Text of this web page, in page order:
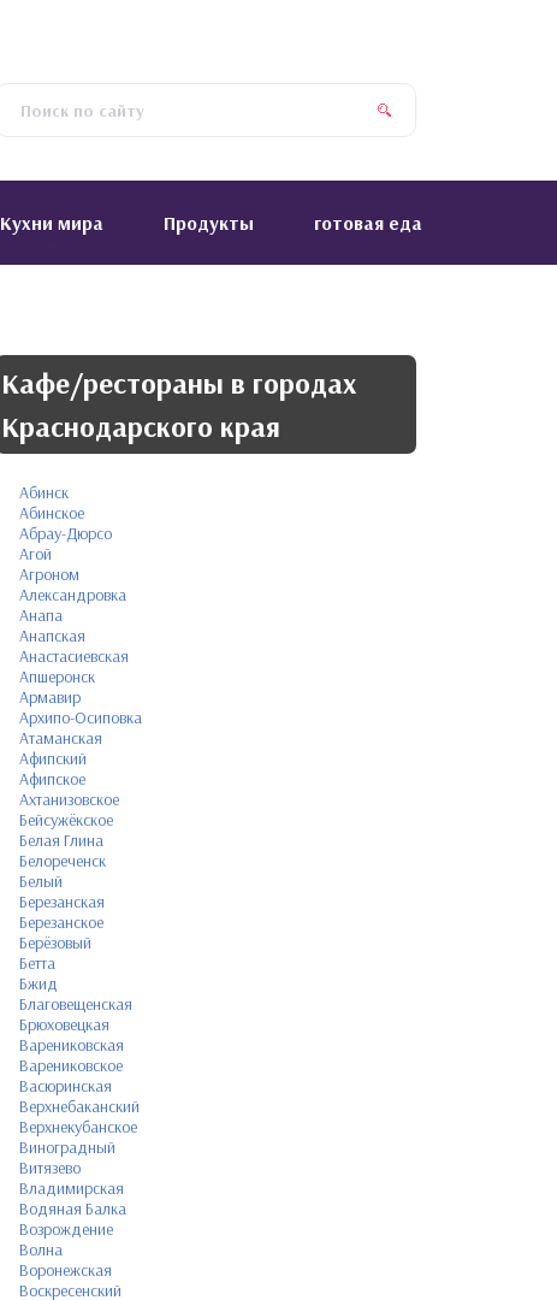
Кухни мира Продукты готовая еда
Кафе/рестораны в городах
Краснодарского края
Абинск
Абинское
Абрау-Дюрсо
Агой
Агроном
Александровка
Анапа
Анапская
Анастасиевская
Апшеронск
Армавир
Архипо-Осиповка
Атаманская
Афипский
Афипское
Ахтанизовское
Бейсужёкское
Белая Глина
Белореченск
Белый
Березанская
Березанское
Берёзовый
Бетта
Бжид
Благовещенская
Брюховецкая
Варениковская
Варениковское
Васюринская
Верхнебаканский
Верхнекубанское
Виноградный
Витязево
Владимирская
Водяная Балка
Возрождение
Волна
Воронежская
Воскресенский